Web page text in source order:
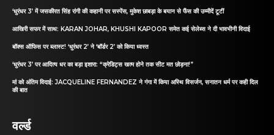
‘धुरंधर 3’ में जसकीरत सिंह रांगी की कहानी पर सस्पेंस, मुकेश छाबड़ा के बयान से फैंस की उम्मीदें टूटीं
आखिरी सफर में साथ: KARAN JOHAR, KHUSHI KAPOOR समेत कई सेलेब्स ने दी भावभीनी विदाई
बॉक्स ऑफिस पर ब्लास्ट! ‘धुरंधर 2’ ने ‘बॉर्डर 2’ को किया ध्वस्त
‘धुरंधर 3’ पर आदित्य धर का बड़ा इशारा: “क्रेडिट्स खत्म होने तक सीट मत छोड़ना!”
मां को अंतिम विदाई: JACQUELINE FERNANDEZ ने गंगा में किया अस्थि विसर्जन, सनातन धर्म पर कही दिल
की बात
वर्ल्ड